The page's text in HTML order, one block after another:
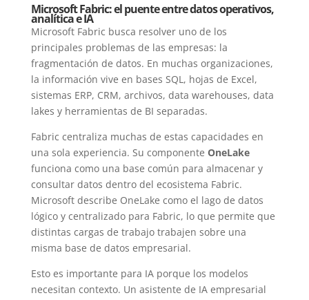
Microsoft Fabric: el puente entre datos operativos,
analítica e IA
Microsoft Fabric busca resolver uno de los
principales problemas de las empresas: la
fragmentación de datos. En muchas organizaciones,
la información vive en bases SQL, hojas de Excel,
sistemas ERP, CRM, archivos, data warehouses, data
lakes y herramientas de BI separadas.
Fabric centraliza muchas de estas capacidades en
una sola experiencia. Su componente OneLake
funciona como una base común para almacenar y
consultar datos dentro del ecosistema Fabric.
Microsoft describe OneLake como el lago de datos
lógico y centralizado para Fabric, lo que permite que
distintas cargas de trabajo trabajen sobre una
misma base de datos empresarial.
Esto es importante para IA porque los modelos
necesitan contexto. Un asistente de IA empresarial